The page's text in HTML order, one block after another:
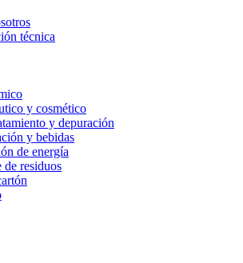
técnica
y cosmético
y depuración
y bebidas
de energía
de residuos